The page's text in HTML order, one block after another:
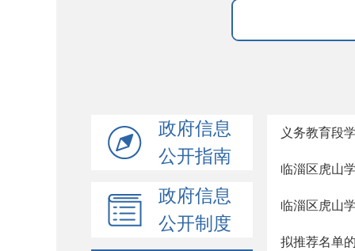
政府信息
公开指南
政府信息
公开制度
义务教育段
临淄区虎山
临淄区虎山
拟推荐名单